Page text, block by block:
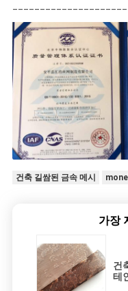
건축 길쌈된 금속 메시
가장
건
테